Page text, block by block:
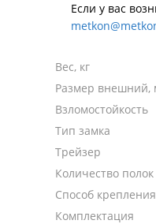
Если у вас
Вес, кг
Размер внешний,
Взломостойкость
Тип замка
Трейзер
Количество полок
Способ крепления
Комплектация